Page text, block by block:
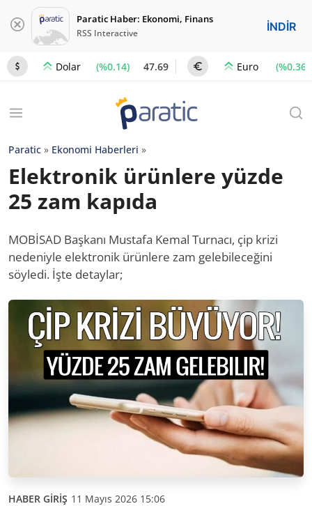
Paratic Haber: Ekonomi, Finans
RSS Interactive İNDİR
Dolar (%0.14) 47.69 Euro (%0.36)
Paratic » Ekonomi Haberleri »
Elektronik ürünlere yüzde
25 zam kapıda
MOBİSAD Başkanı Mustafa Kemal Turnacı, çip krizi
nedeniyle elektronik ürünlere zam gelebileceğini
söyledi. İşte detaylar;
HABER GİRİŞ 11 Mayıs 2026 15:06